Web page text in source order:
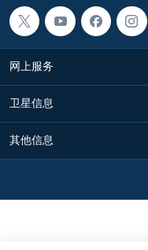
网上服务
卫星信息
其他信息